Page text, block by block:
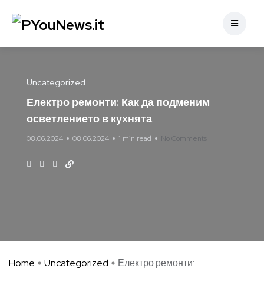
Uncategorized
Електро ремонти: Как да подменим
осветлението в кухнята
08.06.2024 08.06.2024 1 min read No Comments
Home Uncategorized Електро ремонти: ...